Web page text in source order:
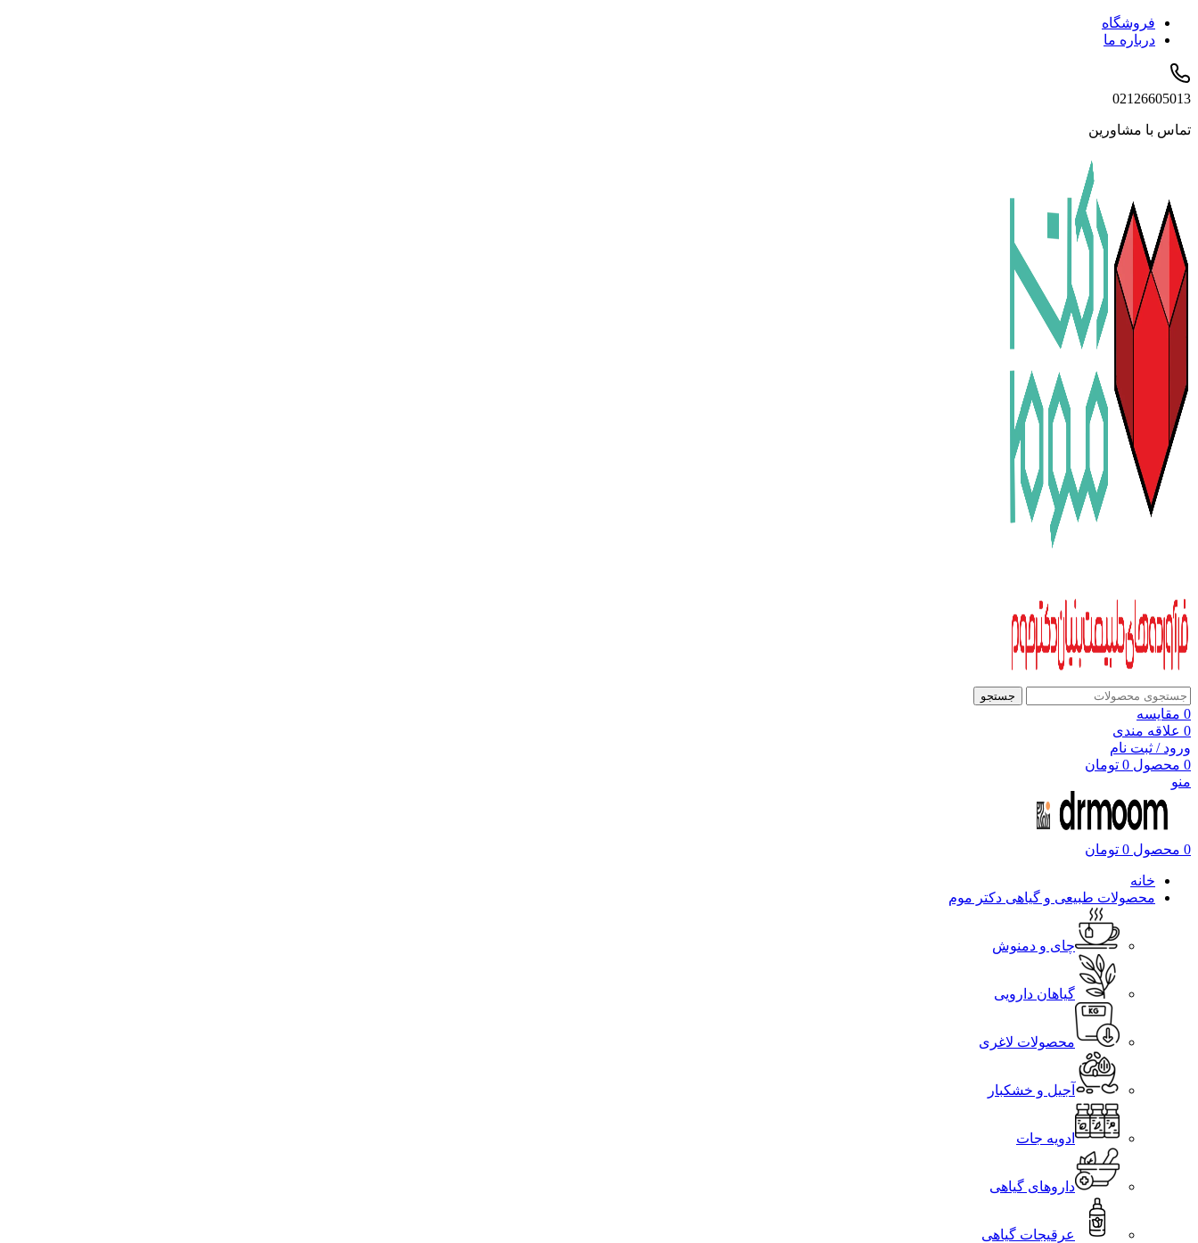
فروشگاه
درباره ما
02126605013
تماس با مشاورین
جستجو
0 مقایسه
0 علاقه مندی
ورود / ثبت نام
0 محصول 0 تومان
منو
0 محصول 0 تومان
خانه
محصولات طبیعی و گیاهی دکتر موم
چای و دمنوش
گیاهان دارویی
محصولات لاغری
آجیل و خشکبار
ادویه جات
داروهای گیاهی
عرقیجات گیاهی